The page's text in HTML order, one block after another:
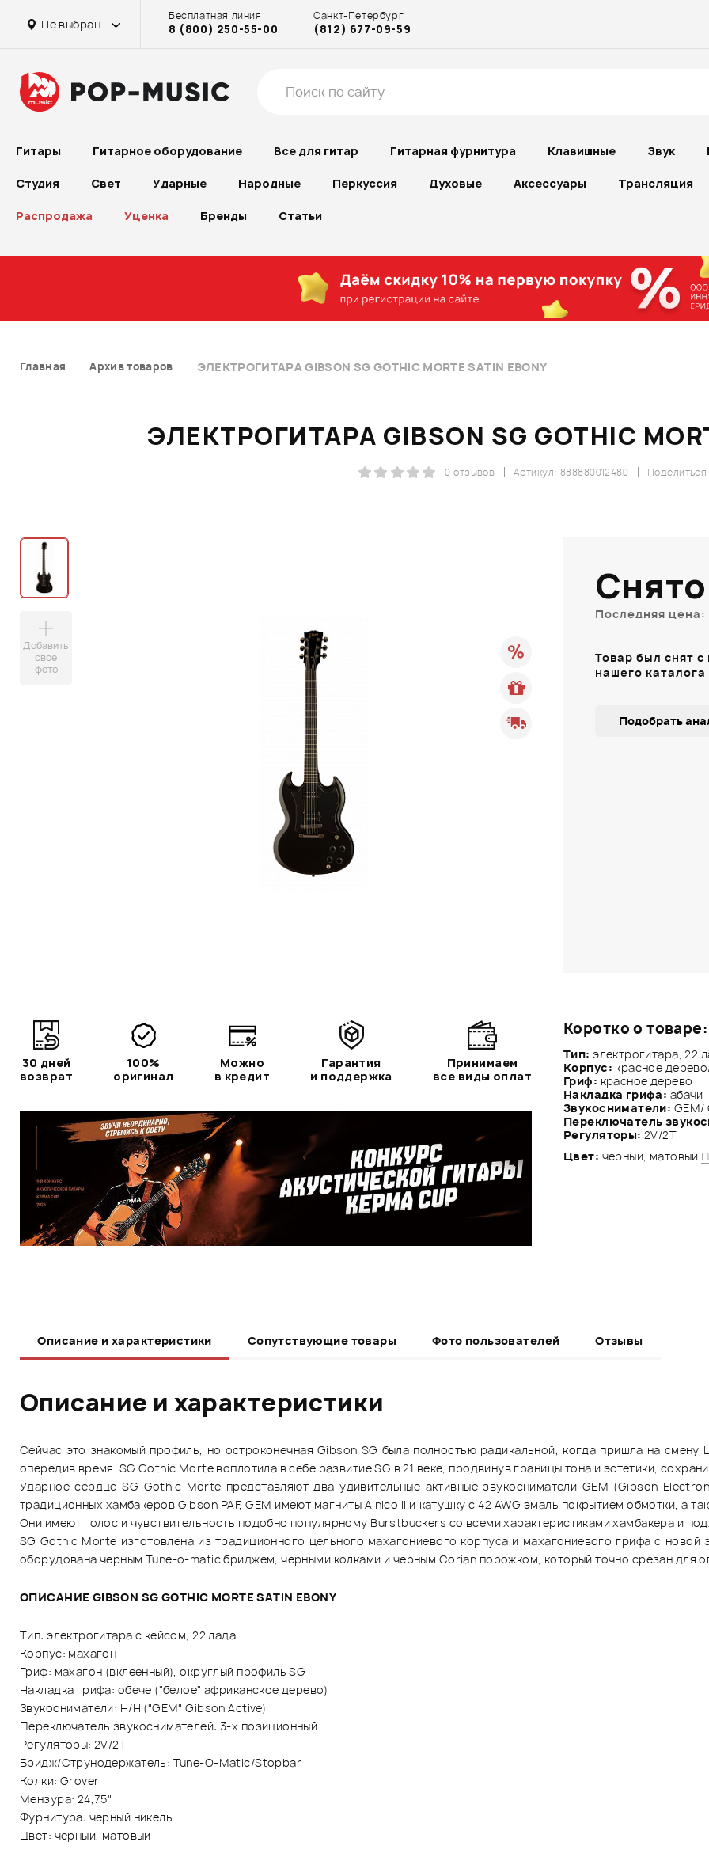
Не выбран
Бесплатная линия
8 (800) 250-55-00
Санкт-Петербург
(812) 677-09-59
Гитары Гитарное оборудование Все для гитар Гитарная фурнитура Клавишные Звук
Студия Свет Ударные Народные Перкуссия Духовые Аксессуары Трансляция
Распродажа Уценка Бренды Статьи
Главная Архив товаров ЭЛЕКТРОГИТАРА GIBSON SG GOTHIC MORTE SATIN EBONY
ЭЛЕКТРОГИТАРА GIBSON SG GOTHIC
Поделиться
Артикул: 888880012480
0 отзывов
Добавить
свое
фото
Коротко о товаре:
Тип:электрогитара, 22
Корпус: красное
Гриф: красное дерево
Накладка грифа: абачи
Звукосниматели: GEM/
Переключатель
Регуляторы: 2V/2Т
Цвет: черный, матовый
Последняя цена:
Товар был снят
нашего каталога
Подобрать
30 дней
возврат
100%
оригинал
Можно
в кредит
Гарантия
и поддержка
Принимаем
все виды оплат
Описание и характеристики Сопутствующие товары Фото пользователей Отзывы
Описание и характеристики
Сейчас это знакомый профиль, но остроконечная Gibson SG была полностью радикальной, когда пришла на смену
опередив время. SG Gothic Morte воплотила в себе развитие SG в 21 веке, продвинув границы тона и эстетики,
Ударное сердце SG Gothic Morte представляют два удивительные активные звукосниматели GEM (Gibson
традиционных хамбакеров Gibson PAF, GEM имеют магниты Alnico II и катушку с 42 AWG эмаль покрытием обмотки, а
Они имеют голос и чувствительность подобно популярному Burstbuckers со всеми характеристиками хамбакера и
SG Gothic Morte изготовлена из традиционного цельного махагониевого корпуса и махагониевого грифа с новой
оборудована черным Tune-o-matic бриджем, черными колками и черным Corian порожком, который точно срезан для
ОПИСАНИЕ GIBSON SG GOTHIC MORTE SATIN EBONY
Тип: электрогитара с кейсом, 22 лада
Корпус: махагон
Гриф: махагон (вклеенный), округлый профиль SG
Накладка грифа: обече ("белое" африканское дерево)
Звукосниматели: H/H ("GEM" Gibson Active)
Переключатель звукоснимателей: 3-х позиционный
Регуляторы: 2V/2T
Бридж/Струнодержатель: Tune-O-Matic/Stopbar
Колки: Grover
Мензура: 24,75"
Фурнитура: черный никель
Цвет: черный, матовый